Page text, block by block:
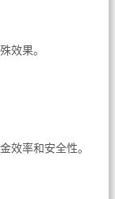
效果。
效率和安全性。